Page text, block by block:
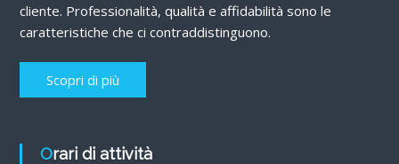
cliente. Professionalità, qualità e affidabilità sono le
caratteristiche che ci contraddistinguono.
Scopri di più
Orari di attività